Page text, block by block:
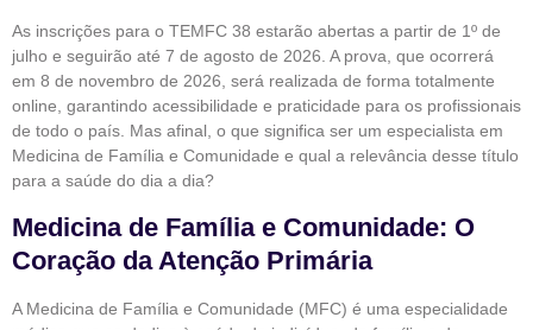
As inscrições para o TEMFC 38 estarão abertas a partir de 1º de
julho e seguirão até 7 de agosto de 2026. A prova, que ocorrerá
em 8 de novembro de 2026, será realizada de forma totalmente
online, garantindo acessibilidade e praticidade para os profissionais
de todo o país. Mas afinal, o que significa ser um especialista em
Medicina de Família e Comunidade e qual a relevância desse título
para a saúde do dia a dia?
Medicina de Família e Comunidade: O
Coração da Atenção Primária
A Medicina de Família e Comunidade (MFC) é uma especialidade